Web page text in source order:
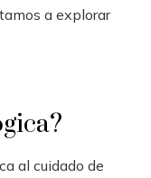
a explorar
al cuidado de